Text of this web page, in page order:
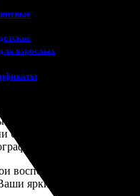
взрослых
фотографий формата
сетях. Затем, используя
и выбираете тип
параметры печати в
карты прямо на нашем
процесс
без рамки или с рамкой
которые будут
воспоминания вечными
яркие моменты